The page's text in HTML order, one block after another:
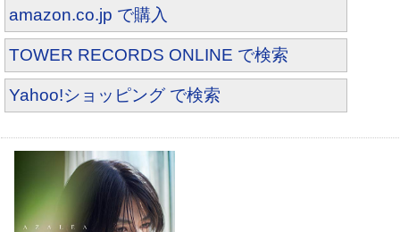
amazon.co.jp で購入
TOWER RECORDS ONLINE で検索
Yahoo!ショッピング で検索